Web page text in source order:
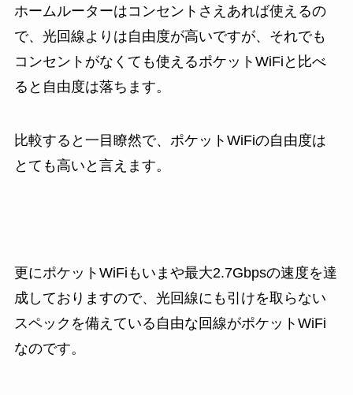
ホームルーターはコンセントさえあれば使えるの
で、光回線よりは自由度が高いですが、それでも
コンセントがなくても使えるポケットWiFiと比べ
ると自由度は落ちます。
比較すると一目瞭然で、ポケットWiFiの自由度は
とても高いと言えます。
更にポケットWiFiもいまや最大2.7Gbpsの速度を達
成しておりますので、光回線にも引けを取らない
スペックを備えている自由な回線がポケットWiFi
なのです。